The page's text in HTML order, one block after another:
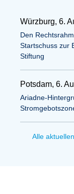
Würzburg, 6.
Den
Startschuss zur
Stiftung
Potsdam, 6.
Ariadne-
Alle